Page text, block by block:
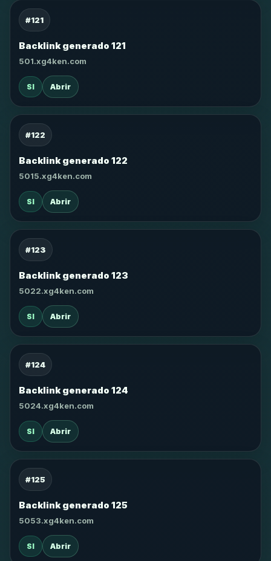
#121
Backlink generado 121
501.xg4ken.com
SI Abrir
#122
Backlink generado 122
5015.xg4ken.com
SI Abrir
#123
Backlink generado 123
5022.xg4ken.com
SI Abrir
#124
Backlink generado 124
5024.xg4ken.com
SI Abrir
#125
Backlink generado 125
5053.xg4ken.com
SI Abrir